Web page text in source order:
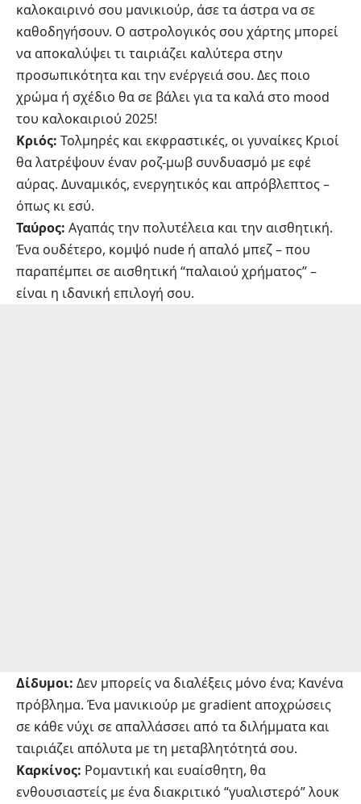
καλοκαιρινό σου μανικιούρ, άσε τα άστρα να σε
καθοδηγήσουν. Ο αστρολογικός σου χάρτης μπορεί
να αποκαλύψει τι ταιριάζει καλύτερα στην
προσωπικότητα και την ενέργειά σου. Δες ποιο
χρώμα ή σχέδιο θα σε βάλει για τα καλά στο mood
του καλοκαιριού 2025!
Κριός: Τολμηρές και εκφραστικές, οι γυναίκες Κριοί
θα λατρέψουν έναν ροζ-μωβ συνδυασμό με εφέ
αύρας. Δυναμικός, ενεργητικός και απρόβλεπτος –
όπως κι εσύ.
Ταύρος: Αγαπάς την πολυτέλεια και την αισθητική.
Ένα ουδέτερο, κομψό nude ή απαλό μπεζ – που
παραπέμπει σε αισθητική “παλαιού χρήματος” –
είναι η ιδανική επιλογή σου.
Δίδυμοι: Δεν μπορείς να διαλέξεις μόνο ένα; Κανένα
πρόβλημα. Ένα μανικιούρ με gradient αποχρώσεις
σε κάθε νύχι σε απαλλάσσει από τα διλήμματα και
ταιριάζει απόλυτα με τη μεταβλητότητά σου.
Καρκίνος: Ρομαντική και ευαίσθητη, θα
ενθουσιαστείς με ένα διακριτικό “γυαλιστερό” λουκ